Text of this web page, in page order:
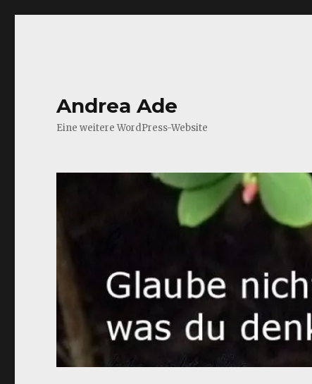
Andrea Ade
Eine weitere WordPress-Website